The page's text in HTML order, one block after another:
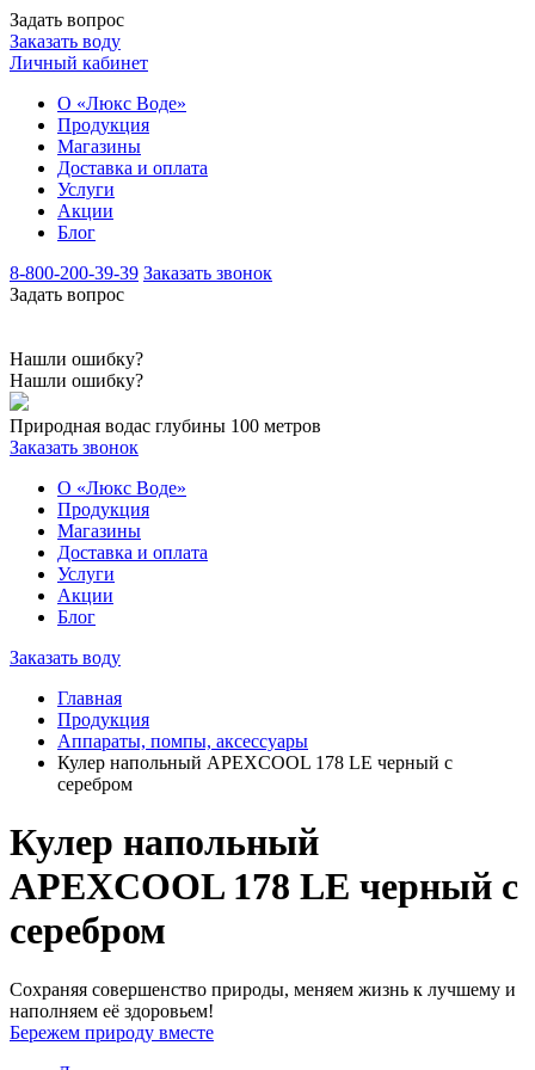
Задать вопрос
Заказать воду
Личный кабинет
О «Люкс Воде»
Продукция
Магазины
Доставка и оплата
Услуги
Акции
Блог
8-800-200-39-39 Заказать звонок
Задать вопрос
Нашли ошибку?
Нашли ошибку?
Природная водас глубины 100 метров
Заказать звонок
О «Люкс Воде»
Продукция
Магазины
Доставка и оплата
Услуги
Акции
Блог
Заказать воду
Главная
Продукция
Аппараты, помпы, аксессуары
Кулер напольный APEXCOOL 178 LE черный с
серебром
Кулер напольный
APEXCOOL 178 LE черный с
серебром
Сохраняя совершенство природы, меняем жизнь к лучшему и
наполняем её здоровьем!
Бережем природу вместе